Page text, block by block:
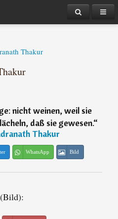
Thakur
nicht weinen, weil sie
daß sie gewesen.“
Thakur
WhatsApp Bild